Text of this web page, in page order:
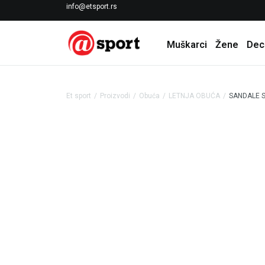
info@etsport.rs
LICENCIRANI CLEARANCE PARTNER ADIDAS
Muškarci Žene
Et sport Proizvodi Obuća LETNJA OBUĆA SANDALE